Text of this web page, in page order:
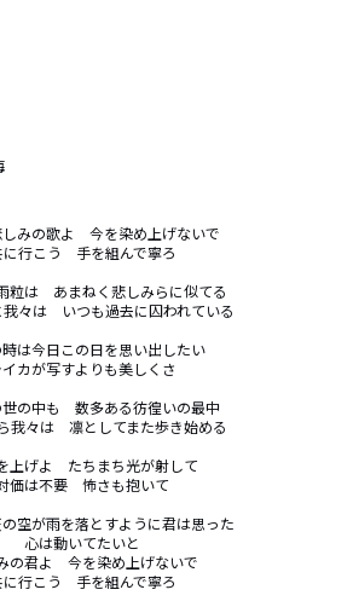
みの歌よ　今を染め上げないで
に行こう　手を組んで寧ろ
粒は　あまねく悲しみらに似てる
々は　いつも過去に囚われている
は今日この日を思い出したい
イカが写すよりも美しくさ
の中も　数多ある彷徨いの最中
我々は　凛としてまた歩き始める
上げよ　たちまち光が射して
価は不要　怖さも抱いて
空が雨を落とすように君は思った
心は動いてたいと
の君よ　今を染め上げないで
に行こう　手を組んで寧ろ